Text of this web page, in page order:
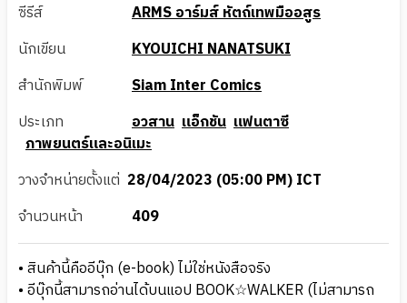
ซีรีส์
ARMS อาร์มส์ หัตถ์เทพมืออสูร
นักเขียน
KYOUICHI NANATSUKI
สำนักพิมพ์
Siam Inter Comics
ประเภท
อวสาน แอ็กชัน แฟนตาซี
ภาพยนตร์และอนิเมะ
วางจำหน่ายตั้งแต่ 28/04/2023 (05:00 PM) ICT
จำนวนหน้า
409
• สินค้านี้คืออีบุ๊ก (e-book) ไม่ใช่หนังสือจริง
• อีบุ๊กนี้สามารถอ่านได้บนแอป BOOK☆WALKER (ไม่สามารถ